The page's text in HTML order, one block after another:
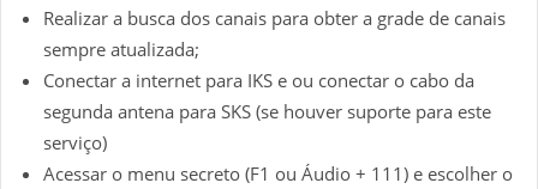
Realizar a busca dos canais para obter a grade de canais
sempre atualizada;
Conectar a internet para IKS e ou conectar o cabo da
segunda antena para SKS (se houver suporte para este
serviço)
Acessar o menu secreto (F1 ou Áudio + 111) e escolher o